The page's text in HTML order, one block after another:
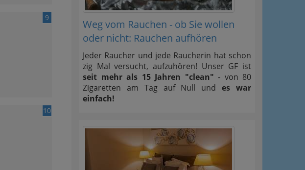
9
10
Weg vom Rauchen - ob Sie wollen
oder nicht: Rauchen aufhören
Jeder Raucher und jede Raucherin hat schon
zig Mal versucht, aufzuhören! Unser GF ist
seit mehr als 15 Jahren "clean" - von 80
Zigaretten am Tag auf Null undes war
einfach!